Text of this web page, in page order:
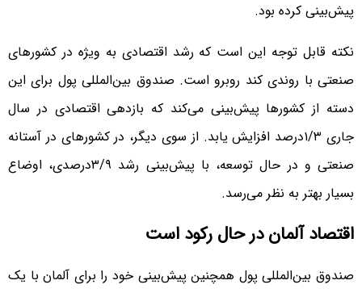
پیش‌بینی کرده بود.
نکته قابل توجه این است که رشد اقتصادی به ویژه در کشورهای
صنعتی با روندی کند روبرو است. صندوق بین‌المللی پول برای این
دسته از کشورها پیش‌بینی می‌کند که بازدهی اقتصادی در سال
جاری ۱/۳درصد افزایش یابد. از سوی دیگر، در کشورهای در آستانه
صنعتی و در حال توسعه، با پیش‌بینی رشد ۳/۹درصدی، اوضاع
بسیار بهتر به نظر می‌رسد.
اقتصاد آلمان در حال رکود است
صندوق بین‌المللی پول همچنین پیش‌بینی خود را برای آلمان با یک